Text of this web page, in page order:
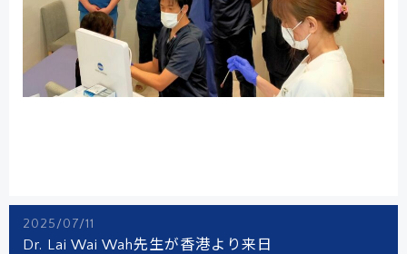
2025/07/11
Dr. Lai Wai Wah先生が香港より来日